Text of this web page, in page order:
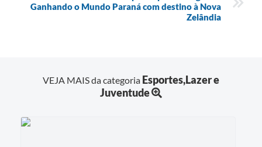
Ganhando o Mundo Paraná com destino à Nova
Zelândia
VEJA MAIS da categoria Esportes,Lazer e
Juventude